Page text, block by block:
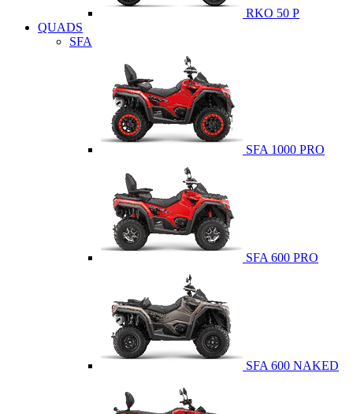
RKO 50 P
QUADS
SFA
SFA 1000 PRO
SFA 600 PRO
SFA 600 NAKED